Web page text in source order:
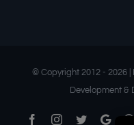
© Copyright 2012 - 2026 |
Development &
FacebookInstagram
Twitter